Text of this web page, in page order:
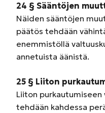
24 § Sääntöjen
Näiden sääntöjen
päätös tehdään
enemmistöllä
annetuista äänistä.
25 § Liiton
Liiton
tehdään kahdessa